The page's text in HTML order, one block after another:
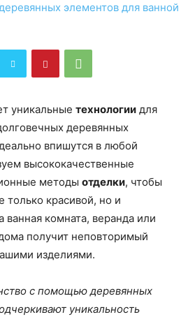
уникальные технологии для
деревянных
впишутся в любой
высококачественные
методы отделки, чтобы
только красивой, но и
комната, веранда или
получит неповторимый
изделиями.
с помощью деревянных
уникальность